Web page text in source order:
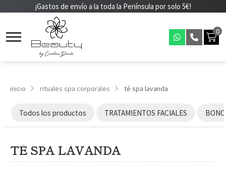
¡Gastos de envío a la toda la Península por solo 5€!
0
inicio rituales spa corporales té spa lavanda
Todos los productos TRATAMIENTOS FACIALES
TÉ SPA LAVANDA